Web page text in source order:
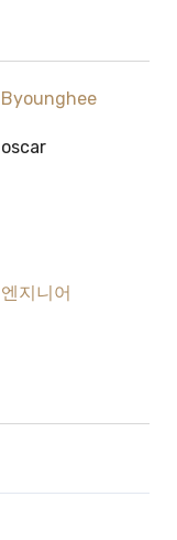
Byounghee
oscar
엔지니어